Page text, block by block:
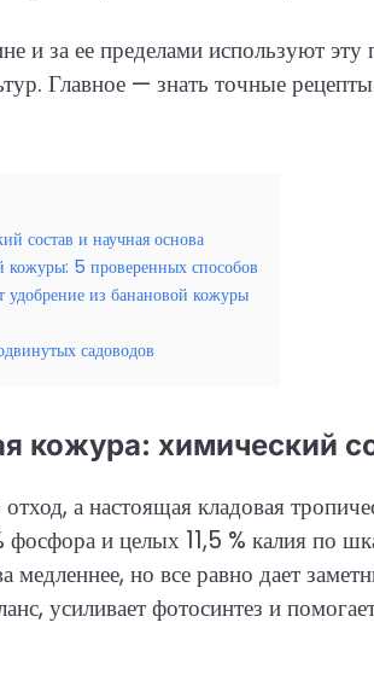
и за ее пределами используют
Главное — знать точные
состав и научная основа
кожуры: 5 проверенных способов
удобрение из банановой кожуры
садоводов
кожура: химический
а настоящая кладовая
и целых 11,5 % калия по
но все равно дает
усиливает фотосинтез и